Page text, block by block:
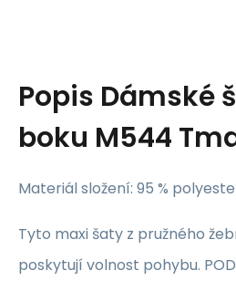
Popis Dámské
boku M544
Materiál složení: 95 %
Tyto maxi šaty z pružného
poskytují volnost pohybu.